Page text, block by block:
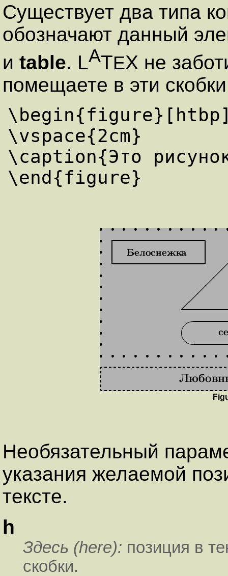
Существует два типа
обозначают данный
и table. LATEX не
помещаете в эти
\vspace{2cm}
\caption{Это
Необязательный
указания желаемой
тексте.
h
Здесь (here): позиция в
скобки.